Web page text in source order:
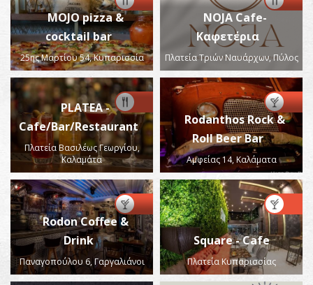
MOJO pizza &
cocktail bar
25ης Μαρτίου 54, Κυπαρισσία
NOJA Cafe-
Καφετέρια
Πλατεία Τριών Ναυάρχων, Πύλος
PLATEA -
Cafe/Bar/Restaurant
Πλατεία Βασιλέως Γεωργίου,
Καλαμάτα
Rodanthos Rock &
Roll Beer Bar
Αμφείας 14, Καλάματα
Rodon Coffee &
Drink
Παναγοπούλου 6, Γαργαλιάνοι
Square - Cafe
Πλατεία Κυπαρισσίας